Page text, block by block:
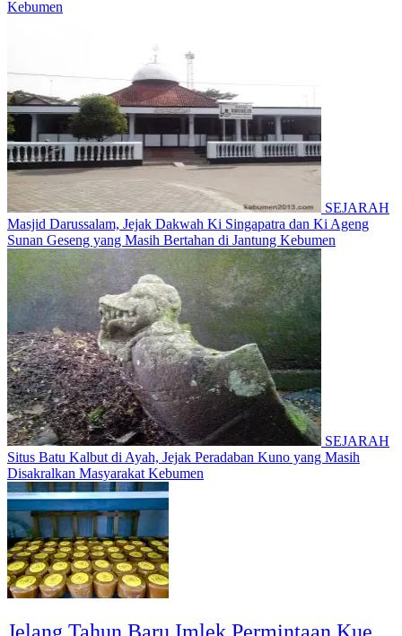
Kebumen
SEJARAH
Masjid Darussalam, Jejak Dakwah Ki Singapatra dan Ki Ageng
Sunan Geseng yang Masih Bertahan di Jantung Kebumen
SEJARAH
Situs Batu Kalbut di Ayah, Jejak Peradaban Kuno yang Masih
Disakralkan Masyarakat Kebumen
Jelang Tahun Baru Imlek Permintaan Kue